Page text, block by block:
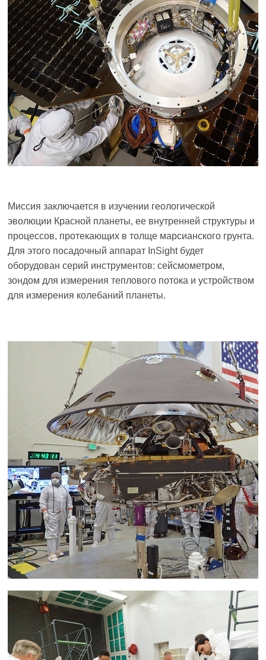
Миссия заключается в изучении геологической
эволюции Красной планеты, ее внутренней структуры и
процессов, протекающих в толще марсианского грунта.
Для этого посадочный аппарат InSight будет
оборудован серий инструментов: сейсмометром,
зондом для измерения теплового потока и устройством
для измерения колебаний планеты.